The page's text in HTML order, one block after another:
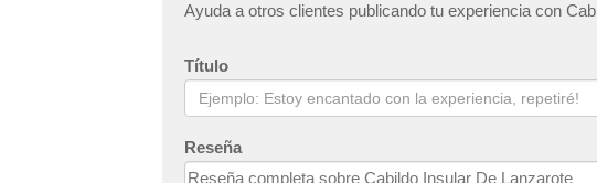
Ayuda a otros clientes publicando tu experiencia con
Título
Reseña